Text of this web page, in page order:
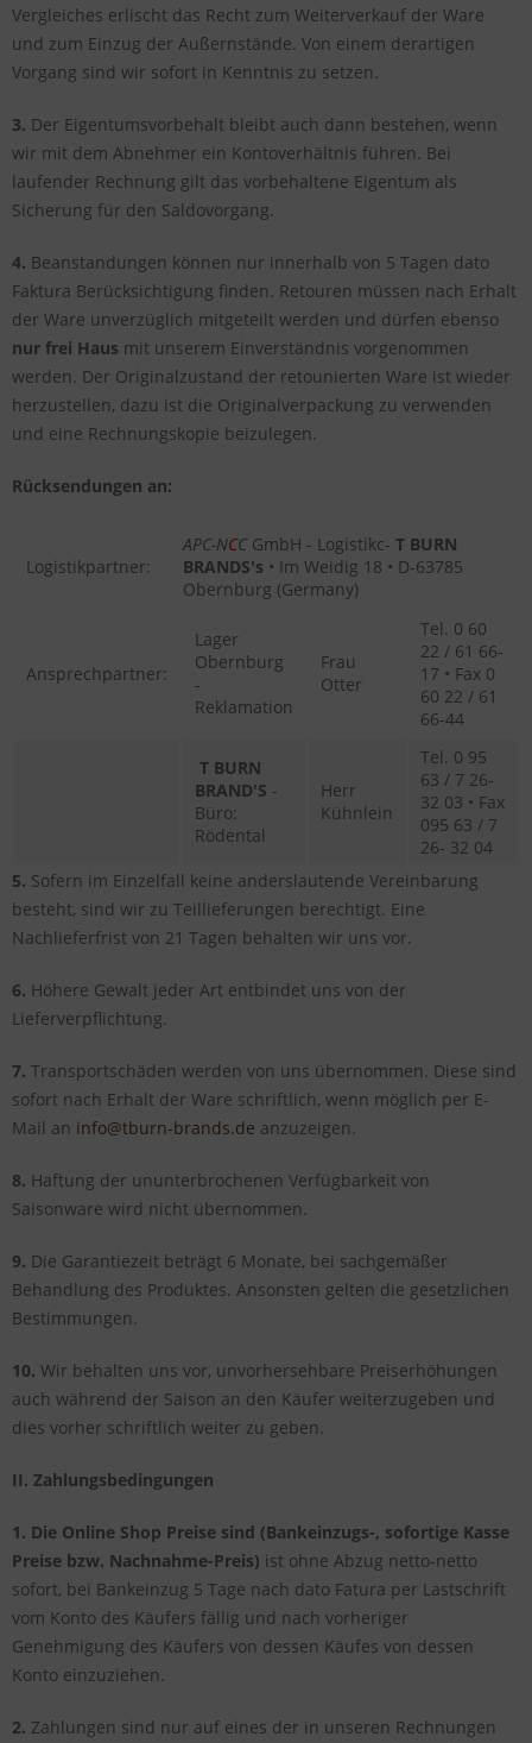
Vergleiches erlischt das Recht zum Weiterverkauf der Ware
und zum Einzug der Außernstände. Von einem derartigen
Vorgang sind wir sofort in Kenntnis zu setzen.
3. Der Eigentumsvorbehalt bleibt auch dann bestehen, wenn
wir mit dem Abnehmer ein Kontoverhältnis führen. Bei
laufender Rechnung gilt das vorbehaltene Eigentum als
Sicherung für den Saldovorgang.
4. Beanstandungen können nur innerhalb von 5 Tagen dato
Faktura Berücksichtigung finden. Retouren müssen nach Erhalt
der Ware unverzüglich mitgeteilt werden und dürfen ebenso
nur frei Haus mit unserem Einverständnis vorgenommen
werden. Der Originalzustand der retounierten Ware ist wieder
herzustellen, dazu ist die Originalverpackung zu verwenden
und eine Rechnungskopie beizulegen.
Rücksendungen an:
Logistikpartner:
APC-NCC GmbH - Logistikc- T BURN
BRANDS's • Im Weidig 18 • D-63785
Obernburg (Germany)
Ansprechpartner:
Lager
Obernburg
-
Reklamation
Frau
Otter
Tel. 0 60
22 / 61 66-
17 • Fax 0
60 22 / 61
66-44
T BURN
BRAND'S -
Büro:
Rödental
Herr
Kühnlein
Tel. 0 95
63 / 7 26-
32 03 • Fax
095 63 / 7
26- 32 04
5. Sofern im Einzelfall keine anderslautende Vereinbarung
besteht, sind wir zu Teillieferungen berechtigt. Eine
Nachlieferfrist von 21 Tagen behalten wir uns vor.
6. Höhere Gewalt jeder Art entbindet uns von der
Lieferverpflichtung.
7. Transportschäden werden von uns übernommen. Diese sind
sofort nach Erhalt der Ware schriftlich, wenn möglich per E-
Mail an info@tburn-brands.de anzuzeigen.
8. Haftung der ununterbrochenen Verfügbarkeit von
Saisonware wird nicht übernommen.
9. Die Garantiezeit beträgt 6 Monate, bei sachgemäßer
Behandlung des Produktes. Ansonsten gelten die gesetzlichen
Bestimmungen.
10. Wir behalten uns vor, unvorhersehbare Preiserhöhungen
auch während der Saison an den Käufer weiterzugeben und
dies vorher schriftlich weiter zu geben.
II. Zahlungsbedingungen
1. Die Online Shop Preise sind (Bankeinzugs-, sofortige Kasse
Preise bzw. Nachnahme-Preis) ist ohne Abzug netto-netto
sofort, bei Bankeinzug 5 Tage nach dato Fatura per Lastschrift
vom Konto des Käufers fällig und nach vorheriger
Genehmigung des Käufers von dessen Käufes von dessen
Konto einzuziehen.
2. Zahlungen sind nur auf eines der in unseren Rechnungen